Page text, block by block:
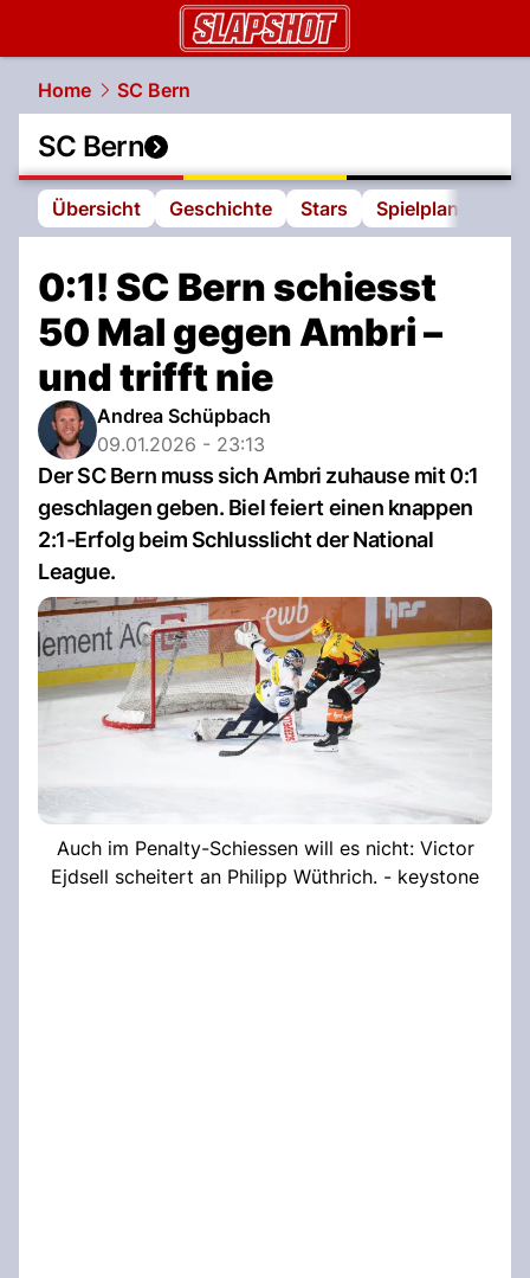
Home SC Bern
SC Bern
Übersicht Geschichte Stars Spielplan
0:1! SC Bern schiesst
50 Mal gegen Ambri –
und trifft nie
Andrea Schüpbach
09.01.2026 - 23:13
Der SC Bern muss sich Ambri zuhause mit 0:1
geschlagen geben. Biel feiert einen knappen
2:1-Erfolg beim Schlusslicht der National
League.
Auch im Penalty-Schiessen will es nicht: Victor
Ejdsell scheitert an Philipp Wüthrich. - keystone